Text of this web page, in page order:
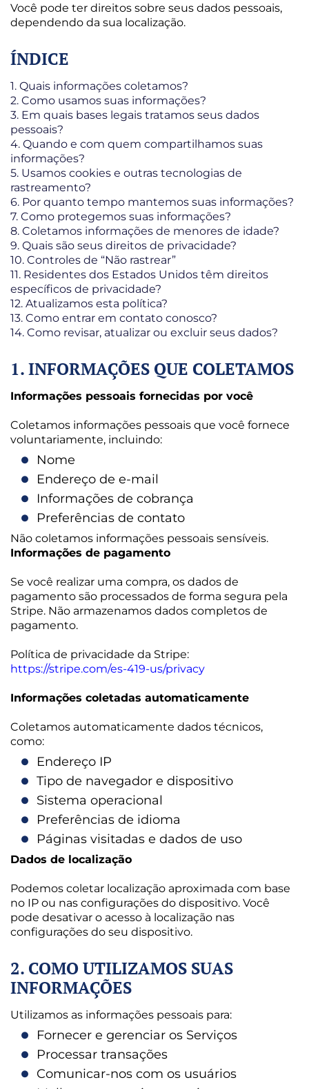
Você pode ter direitos sobre seus dados pessoais,
dependendo da sua localização.
ÍNDICE
1. Quais informações coletamos?
2. Como usamos suas informações?
3. Em quais bases legais tratamos seus dados
pessoais?
4. Quando e com quem compartilhamos suas
informações?
5. Usamos cookies e outras tecnologias de
rastreamento?
6. Por quanto tempo mantemos suas informações?
7. Como protegemos suas informações?
8. Coletamos informações de menores de idade?
9. Quais são seus direitos de privacidade?
10. Controles de “Não rastrear”
11. Residentes dos Estados Unidos têm direitos
específicos de privacidade?
12. Atualizamos esta política?
13. Como entrar em contato conosco?
14. Como revisar, atualizar ou excluir seus dados?
1. INFORMAÇÕES QUE COLETAMOS
Informações pessoais fornecidas por você
Coletamos informações pessoais que você fornece
voluntariamente, incluindo:
Nome
Endereço de e-mail
Informações de cobrança
Preferências de contato
Não coletamos informações pessoais sensíveis.
Informações de pagamento
Se você realizar uma compra, os dados de
pagamento são processados de forma segura pela
Stripe. Não armazenamos dados completos de
pagamento.
Política de privacidade da Stripe:
https://stripe.com/es-419-us/privacy
Informações coletadas automaticamente
Coletamos automaticamente dados técnicos,
como:
Endereço IP
Tipo de navegador e dispositivo
Sistema operacional
Preferências de idioma
Páginas visitadas e dados de uso
Dados de localização
Podemos coletar localização aproximada com base
no IP ou nas configurações do dispositivo. Você
pode desativar o acesso à localização nas
configurações do seu dispositivo.
2. COMO UTILIZAMOS SUAS
INFORMAÇÕES
Utilizamos as informações pessoais para:
Fornecer e gerenciar os Serviços
Processar transações
Comunicar-nos com os usuários